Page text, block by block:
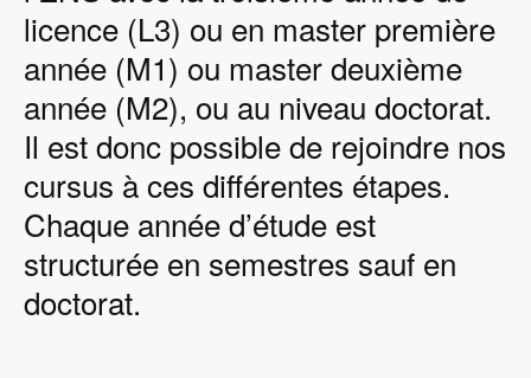
licence (L3) ou en master première
année (M1) ou master deuxième
année (M2), ou au niveau doctorat.
Il est donc possible de rejoindre nos
cursus à ces différentes étapes.
Chaque année d’étude est
structurée en semestres sauf en
doctorat.